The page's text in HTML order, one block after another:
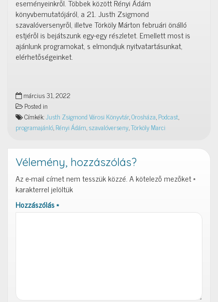
eseményeinkről. Többek között Rényi Ádám
könyvbemutatójáról, a 21. Justh Zsigmond
szavalóversenyről, illetve Törköly Márton februári önálló
estjéről is bejátszunk egy-egy részletet. Emellett most is
ajánlunk programokat, s elmondjuk nyitvatartásunkat,
elérhetőségeinket.
március 31, 2022
Posted in
Címkék:Justh Zsigmond Városi Könyvtár,Orosháza,Podcast,
programajánló,Rényi Ádám,szavalóverseny,Törköly Marci
Vélemény, hozzászólás?
Az e-mail címet nem tesszük közzé.A kötelező mezőket*
karakterrel jelöltük
Hozzászólás*